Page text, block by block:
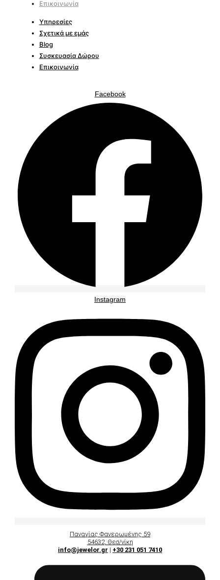
Επικοινωνία
Υπηρεσίες
Σχετικά με εμάς
Blog
Συσκευασία Δώρου
Επικοινωνία
Facebook
Instagram
Παναγίας Φανερωμένης 59
54632, Θεσ/νίκη
info@jewelor.gr | +30 231 051 7410